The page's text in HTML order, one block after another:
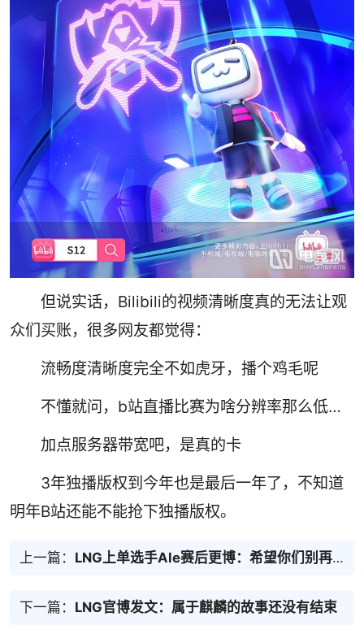
但说实话，Bilibili的视频清晰度真的无法让观
众们买账，很多网友都觉得：
流畅度清晰度完全不如虎牙，播个鸡毛呢
不懂就问，b站直播比赛为啥分辨率那么低…
加点服务器带宽吧，是真的卡
3年独播版权到今年也是最后一年了，不知道
明年B站还能不能抢下独播版权。
上一篇： LNG上单选手Ale赛后更博：希望你们别再遇到我这样的人
下一篇： LNG官博发文：属于麒麟的故事还没有结束